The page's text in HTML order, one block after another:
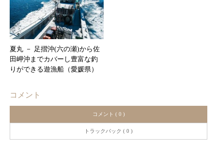
夏丸 － 足摺沖(六の瀬)から佐
田岬沖までカバーし豊富な釣
りができる遊漁船（愛媛県）
コメント
コメント ( 0 )
トラックバック ( 0 )